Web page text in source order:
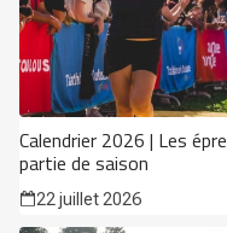
Calendrier 2026 | Les
partie de saison
22 juillet 2026